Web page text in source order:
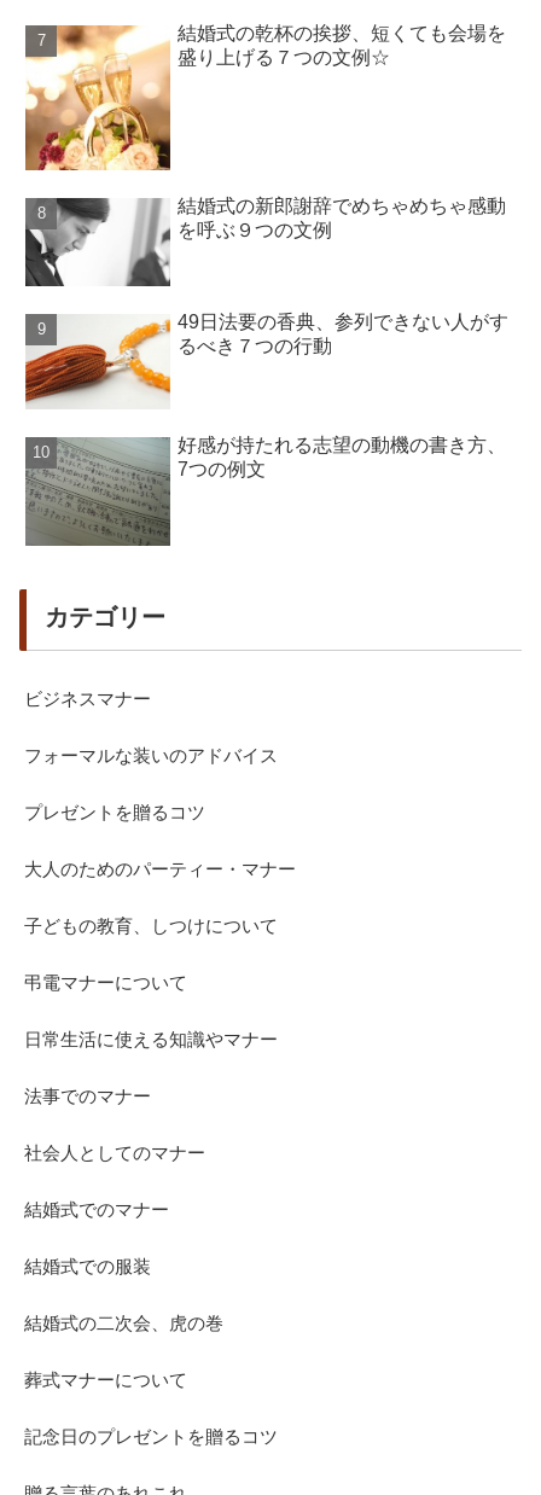
結婚式の乾杯の挨拶、短くても会場を
盛り上げる７つの文例☆
結婚式の新郎謝辞でめちゃめちゃ感動
を呼ぶ９つの文例
49日法要の香典、参列できない人がす
るべき７つの行動
好感が持たれる志望の動機の書き方、
7つの例文
カテゴリー
ビジネスマナー
フォーマルな装いのアドバイス
プレゼントを贈るコツ
大人のためのパーティー・マナー
子どもの教育、しつけについて
弔電マナーについて
日常生活に使える知識やマナー
法事でのマナー
社会人としてのマナー
結婚式でのマナー
結婚式での服装
結婚式の二次会、虎の巻
葬式マナーについて
記念日のプレゼントを贈るコツ